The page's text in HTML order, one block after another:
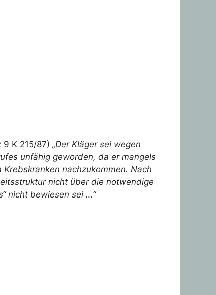
K 215/87) „Der Kläger sei wegen
unfähig geworden, da er mangels
nachzukommen. Nach
nicht über die notwendige
nicht bewiesen sei …“